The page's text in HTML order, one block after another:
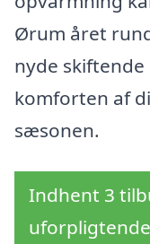
Ørum året
nyde
komforten af
sæsonen.
Indhent 3
uforpligtende